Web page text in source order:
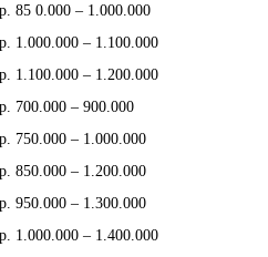
85 0.000 – 1.000.000
1.000.000 – 1.100.000
1.100.000 – 1.200.000
700.000 – 900.000
750.000 – 1.000.000
850.000 – 1.200.000
950.000 – 1.300.000
1.000.000 – 1.400.000